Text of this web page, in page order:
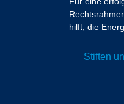
hilft, die
Stiften